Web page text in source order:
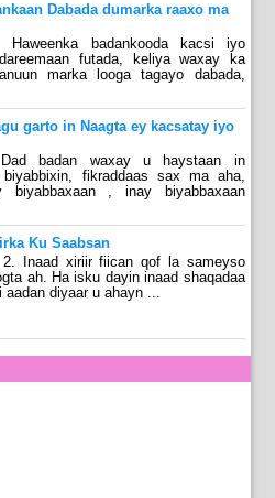
Dabada dumarka raaxo ma
badankooda kacsi iyo
futada, keliya waxay ka
marka looga tagayo dabada,
garto in Naagta ey kacsatay iyo
Dad badan waxay u haystaan in
fikraddaas sax ma aha,
biyabbaxaan , inay biyabbaxaan
Ku Saabsan
Inaad xiriir fiican qof la sameyso
ah. Ha isku dayin inaad shaqadaa
aadan diyaar u ahayn ...